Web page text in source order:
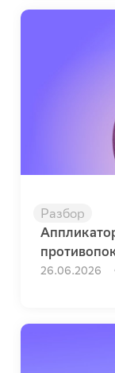
Разбор
26.06.2026